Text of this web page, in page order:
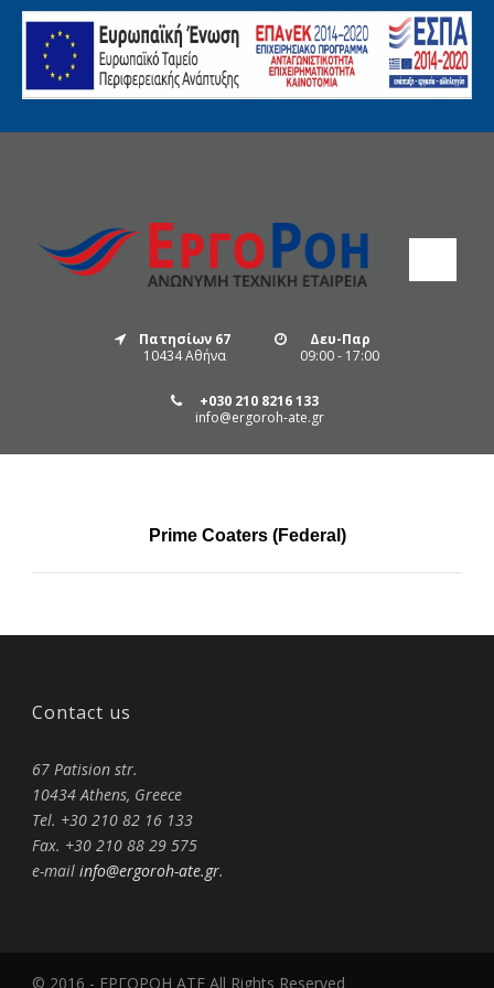
Πατησίων 67
10434 Αθήνα
Δευ-Παρ
09:00 - 17:00
+030 210 8216 133
info@ergoroh-ate.gr
Prime Coaters (Federal)
Contact us
67 Patision str.
10434 Athens, Greece
Tel. +30 210 82 16 133
Fax. +30 210 88 29 575
e-mail info@ergoroh-ate.gr.
© 2016 - ΕΡΓΟΡΟΗ ΑΤΕ All Rights Reserved